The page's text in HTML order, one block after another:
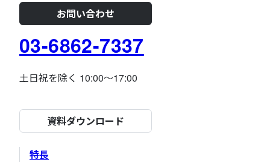
お問い合わせ
03-6862-7337
土日祝を除く 10:00～17:00
資料ダウンロード
特長